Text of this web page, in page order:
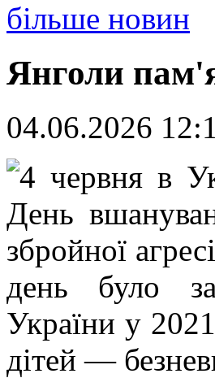
більше новин
Янголи
04.06.2026
4 червня в
День
збройної
день було
України у
дітей —